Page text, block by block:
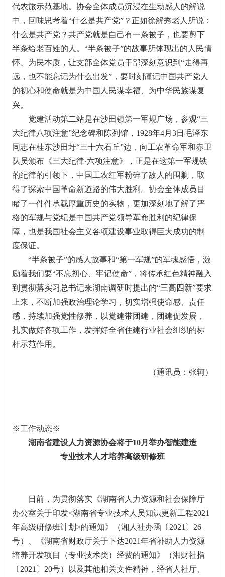
代农旅示范基地。协会全体成员沉浸在生动感人的解说
中，回味思考着“什么是共产党”？正如徐解秀老人所说：
什么是共产党？共产党就是自己有一条被子，也要剪下
半条给老百姓的人。“半条被子”的故事所体现出的人民情
怀、为民本质，让支部全体党员干部深刻意识到“走得再
远，也不能忘记为什么出发”，要时刻谨记中国共产党人
的初心和使命就是为中国人民谋幸福、为中华民族谋复
兴。
党建活动第二站是在沙田镇第一军规广场，参观“三
大纪律八项注意”纪念碑和陈列馆， 1928年4月3日毛泽东
同志在桂东沙田圩“三十六石丘”边，向工农革命军和赤卫
队员颁布《三大纪律·六项注意》，正是在这第一军规铁
的纪律的引领下，中国工农红军粉碎了敌人的围剿，取
得了探索中国革命新道路的伟大胜利。协会全体成员目
睹了一件件承载厚重历史的实物，更加深刻地了解了严
格的军规与党纪是中国共产党领导革命胜利的纪律保
障，也是我国社会主义各项建设事业取得巨大成功的制
度保证。
“半条被子”的感人故事和“第一军规”的军魂感悟，激
励着我们要“不忘初心、牢记使命”，将传承红色精神融入
到贯彻落实习总书记来湖南调研时提出的“三高四新”要求
上来，不断加强政治理论学习，切实增强使命感、责任
感，持续加强党性修养，以党建带团建，团建促发展，
扎实做好各项工作，发挥好全省住建行业社会组织的标
杆示范作用。
（通讯员：张轲）
※工作动态※
湖南省建设人力资源协会将于10月举办智能建造
专业技术人才培养高级研修班
日前，为贯彻落实《湖南省人力资源和社会保障厅
办公室关于印发<湖南省专业技术人员知识更新工程2021
年高级研修班计划>的通知》（湘人社办函〔 2021 〕 26
号）、《湖南省财政厅关于下达2021年省补助人力资源
培养开发项目（专业技术类）经费的通知》（湘财社指
〔 2021 〕 20号）以及其他相关文件精神，经省人社厅、